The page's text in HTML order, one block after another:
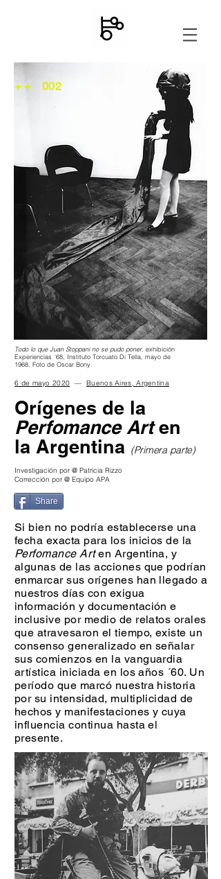
+ + 002
Todo lo que Juan Stoppani no se pudo poner, exhibición
Experiencias ´68, Instituto Torcuato Di Tella, mayo de
1968. Foto de Oscar Bony.
6 de mayo 2020 ––Buenos Aires, Argentina
Orígenes de la
Perfomance Arten
la Argentina (Primera parte)
Investigación por @ Patricia Rizzo
Corrección por @ Equipo APA
Share
Si bien no podría establecerse una
fecha exacta para los inicios de la
Perfomance Arten Argentina, y
algunas de las acciones que podrían
enmarcar sus orígenes han llegado a
nuestros días con exigua
información y documentación e
inclusive por medio de relatos orales
que atravesaron el tiempo, existe un
consenso generalizado en señalar
sus comienzos en la vanguardia
artística iniciada en los años ´60. Un
período que marcó nuestra historia
por su intensidad, multiplicidad de
hechos y manifestaciones y cuya
influencia continua hasta el
presente.